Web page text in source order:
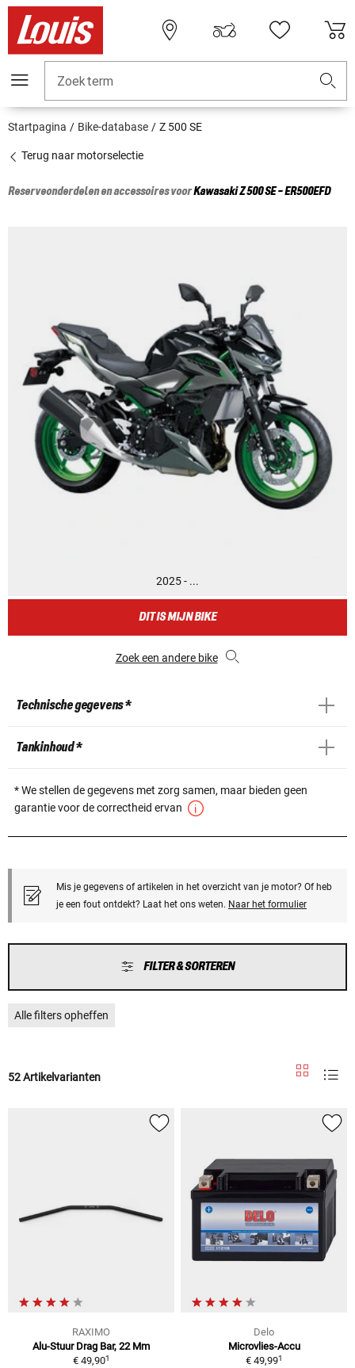
Zoekterm
Startpagina Bike-database Z 500 SE
Terug naar motorselectie
Reserveonderdelen en accessoires voorKawasakiZ 500 SE - ER500EFD
2025 - ...
DIT IS MIJN BIKE
Zoek een andere bike
Technische gegevens *
Tankinhoud *
* We stellen de gegevens met zorg samen, maar bieden geen
garantie voor de correctheid ervan
Mis je gegevens of artikelen in het overzicht van je motor? Of heb
je een fout ontdekt? Laat het ons weten. Naar het formulier
FILTER & SORTEREN
Alle filters opheffen
52 Artikelvarianten
RAXIMO
Alu-Stuur Drag Bar, 22 Mm
€ 49,901
Delo
Microvlies-Accu
€ 49,991